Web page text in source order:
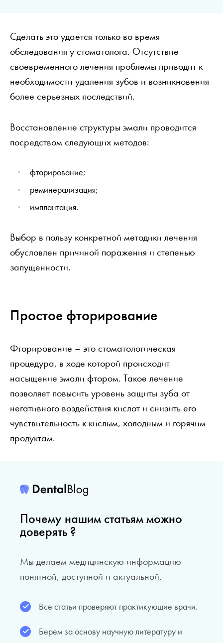
Сделать это удается только во время
обследования у стоматолога. Отсутствие
своевременного лечения проблемы приводит к
необходимости удаления зубов и возникновения
более серьезных последствий.
Восстановление структуры эмали проводится
посредством следующих методов:
фторирование;
реминерализация;
имплантация.
Выбор в пользу конкретной методики лечения
обусловлен причиной поражения и степенью
запущенности.
Простое фторирование
Фторирование – это стоматологическая
процедура, в ходе которой происходит
насыщение эмали фтором. Такое лечение
позволяет повысить уровень защиты зуба от
негативного воздействия кислот и снизить его
чувствительность к кислым, холодным и горячим
продуктам.
Почему нашим статьям можно
доверять ?
Мы делаем медицинскую информацию
понятной, доступной и актуальной.
Все статьи проверяют практикующие врачи.
Берем за основу научную литературу и